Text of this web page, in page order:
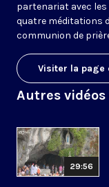
partenariat avec les
quatre méditations
communion de
Visiter la page
Autres
29:56